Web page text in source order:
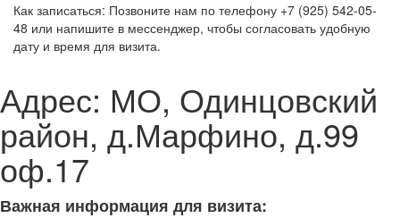
Как записаться: Позвоните нам по телефону +7 (925) 542-05-
48 или напишите в мессенджер, чтобы согласовать удобную
дату и время для визита.
Адрес: МО, Одинцовский
район, д.Марфино, д.99
оф.17
Важная информация для визита: